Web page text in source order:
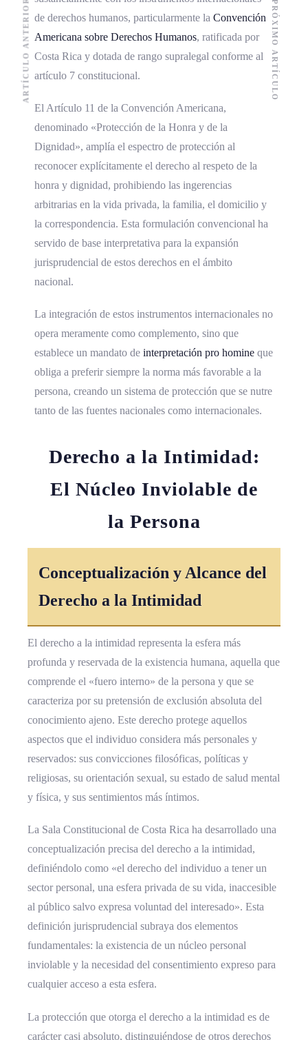
de derechos humanos, particularmente la Convención
Americana sobre Derechos Humanos, ratificada por
Costa Rica y dotada de rango supralegal conforme al
artículo 7 constitucional.
El Artículo 11 de la Convención Americana,
denominado «Protección de la Honra y de la
Dignidad», amplía el espectro de protección al
reconocer explícitamente el derecho al respeto de la
honra y dignidad, prohibiendo las ingerencias
arbitrarias en la vida privada, la familia, el domicilio y
la correspondencia. Esta formulación convencional ha
servido de base interpretativa para la expansión
jurisprudencial de estos derechos en el ámbito
nacional.
La integración de estos instrumentos internacionales no
opera meramente como complemento, sino que
establece un mandato de interpretación pro homine que
obliga a preferir siempre la norma más favorable a la
persona, creando un sistema de protección que se nutre
tanto de las fuentes nacionales como internacionales.
Derecho a la Intimidad:
El Núcleo Inviolable de
la Persona
Conceptualización y Alcance del
Derecho a la Intimidad
El derecho a la intimidad representa la esfera más
profunda y reservada de la existencia humana, aquella que
comprende el «fuero interno» de la persona y que se
caracteriza por su pretensión de exclusión absoluta del
conocimiento ajeno. Este derecho protege aquellos
aspectos que el individuo considera más personales y
reservados: sus convicciones filosóficas, políticas y
religiosas, su orientación sexual, su estado de salud mental
y física, y sus sentimientos más íntimos.
La Sala Constitucional de Costa Rica ha desarrollado una
conceptualización precisa del derecho a la intimidad,
definiéndolo como «el derecho del individuo a tener un
sector personal, una esfera privada de su vida, inaccesible
al público salvo expresa voluntad del interesado». Esta
definición jurisprudencial subraya dos elementos
fundamentales: la existencia de un núcleo personal
inviolable y la necesidad del consentimiento expreso para
cualquier acceso a esta esfera.
La protección que otorga el derecho a la intimidad es de
carácter casi absoluto, distinguiéndose de otros derechos
ARTÍCULO ANTERIOR PRÓXIMO ARTÍCULO